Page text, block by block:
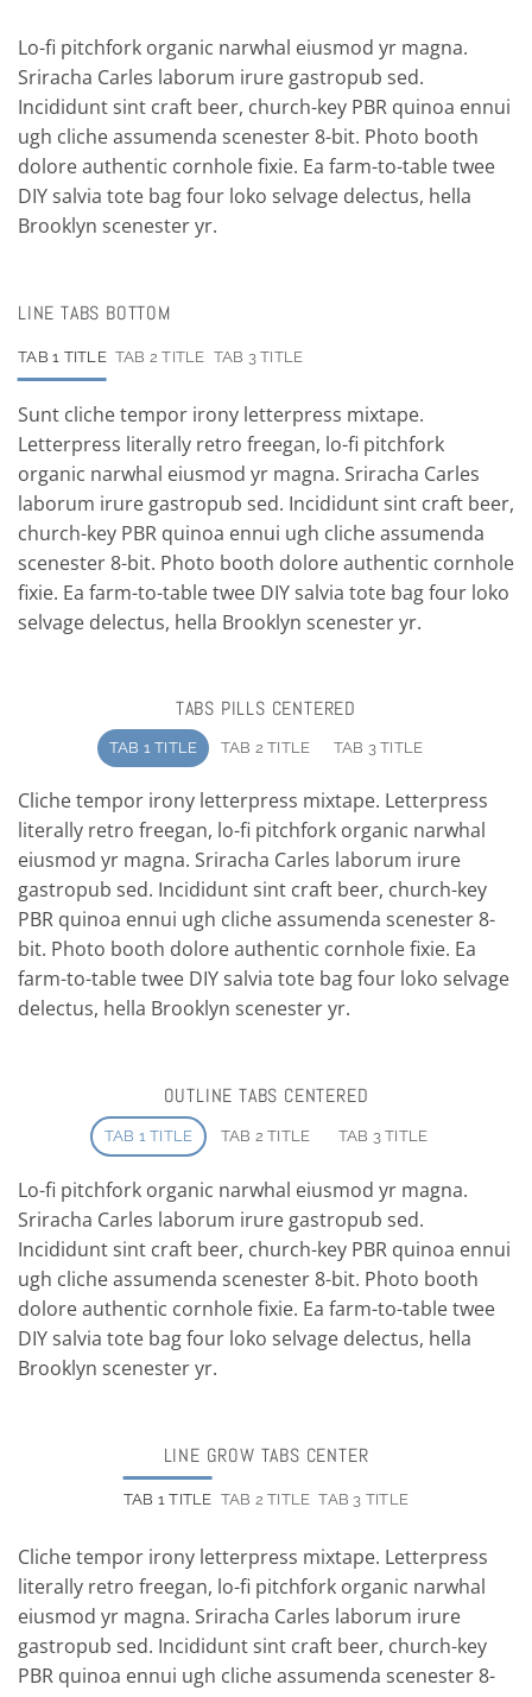
Lo-fi pitchfork organic narwhal eiusmod yr magna.
Sriracha Carles laborum irure gastropub sed.
Incididunt sint craft beer, church-key PBR quinoa ennui
ugh cliche assumenda scenester 8-bit. Photo booth
dolore authentic cornhole fixie. Ea farm-to-table twee
DIY salvia tote bag four loko selvage delectus, hella
Brooklyn scenester yr.
LINE TABS BOTTOM
TAB 1 TITLE TAB 2 TITLE TAB 3 TITLE
Sunt cliche tempor irony letterpress mixtape.
Letterpress literally retro freegan, lo-fi pitchfork
organic narwhal eiusmod yr magna. Sriracha Carles
laborum irure gastropub sed. Incididunt sint craft beer,
church-key PBR quinoa ennui ugh cliche assumenda
scenester 8-bit. Photo booth dolore authentic cornhole
fixie. Ea farm-to-table twee DIY salvia tote bag four loko
selvage delectus, hella Brooklyn scenester yr.
TABS PILLS CENTERED
TAB 1 TITLE TAB 2 TITLE TAB 3 TITLE
Cliche tempor irony letterpress mixtape. Letterpress
literally retro freegan, lo-fi pitchfork organic narwhal
eiusmod yr magna. Sriracha Carles laborum irure
gastropub sed. Incididunt sint craft beer, church-key
PBR quinoa ennui ugh cliche assumenda scenester 8-
bit. Photo booth dolore authentic cornhole fixie. Ea
farm-to-table twee DIY salvia tote bag four loko selvage
delectus, hella Brooklyn scenester yr.
OUTLINE TABS CENTERED
TAB 1 TITLE TAB 2 TITLE TAB 3 TITLE
Lo-fi pitchfork organic narwhal eiusmod yr magna.
Sriracha Carles laborum irure gastropub sed.
Incididunt sint craft beer, church-key PBR quinoa ennui
ugh cliche assumenda scenester 8-bit. Photo booth
dolore authentic cornhole fixie. Ea farm-to-table twee
DIY salvia tote bag four loko selvage delectus, hella
Brooklyn scenester yr.
LINE GROW TABS CENTER
TAB 1 TITLE TAB 2 TITLE TAB 3 TITLE
Cliche tempor irony letterpress mixtape. Letterpress
literally retro freegan, lo-fi pitchfork organic narwhal
eiusmod yr magna. Sriracha Carles laborum irure
gastropub sed. Incididunt sint craft beer, church-key
PBR quinoa ennui ugh cliche assumenda scenester 8-